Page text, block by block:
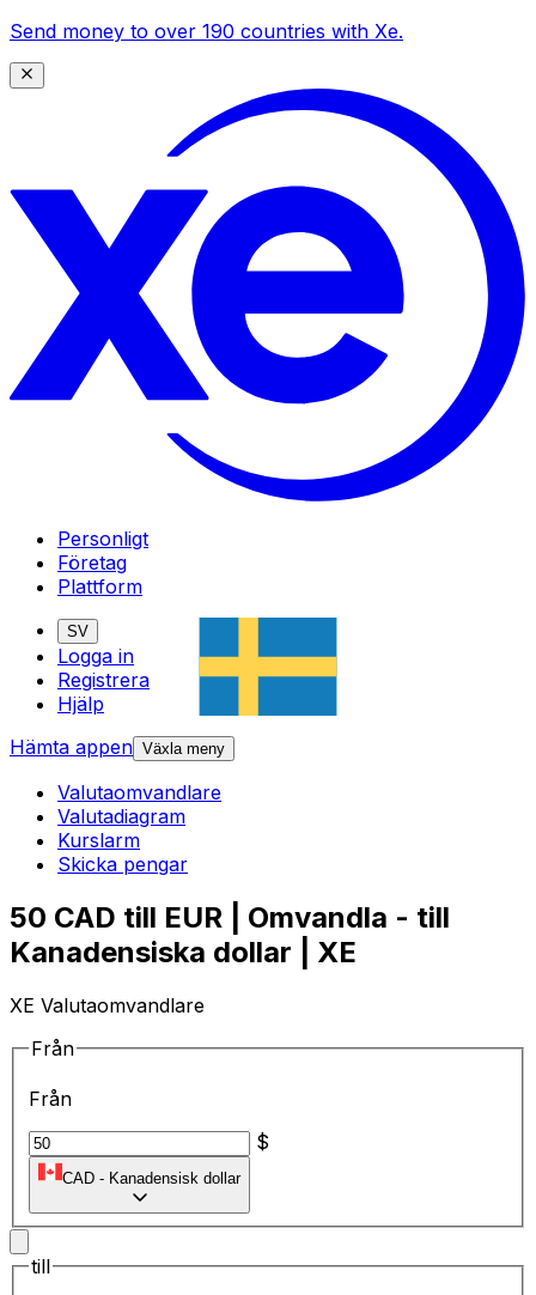
Send money to over 190 countries with Xe.
Personligt
Företag
Plattform
SV
Logga in
Registrera
Hjälp
Hämta appen Växla meny
Valutaomvandlare
Valutadiagram
Kurslarm
Skicka pengar
50 CAD till EUR | Omvandla - till
Kanadensiska dollar | XE
XE Valutaomvandlare
Från
Från
$
CAD - Kanadensisk dollar
till